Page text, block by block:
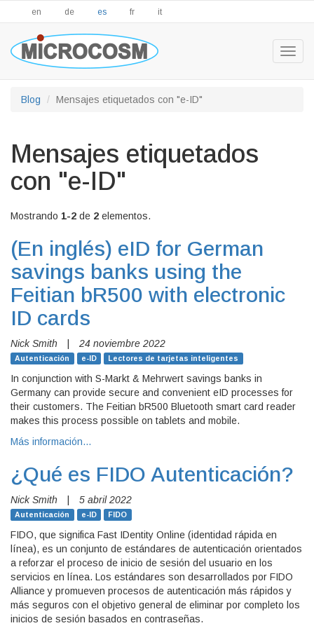
en de es fr it
Blog Mensajes etiquetados con "e-ID"
Mensajes etiquetados
con "e-ID"
Mostrando 1-2 de 2 elementos.
(En inglés) eID for German
savings banks using the
Feitian bR500 with electronic
ID cards
Nick Smith 24 noviembre 2022
Autenticación e-ID Lectores de tarjetas inteligentes
In conjunction with S-Markt & Mehrwert savings banks in
Germany can provide secure and convenient eID processes for
their customers. The Feitian bR500 Bluetooth smart card reader
makes this process possible on tablets and mobile.
Más información…
¿Qué es FIDO Autenticación?
Nick Smith 5 abril 2022
Autenticación e-ID FIDO
FIDO, que significa Fast IDentity Online (identidad rápida en
línea), es un conjunto de estándares de autenticación orientados
a reforzar el proceso de inicio de sesión del usuario en los
servicios en línea. Los estándares son desarrollados por FIDO
Alliance y promueven procesos de autenticación más rápidos y
más seguros con el objetivo general de eliminar por completo los
inicios de sesión basados en contraseñas.